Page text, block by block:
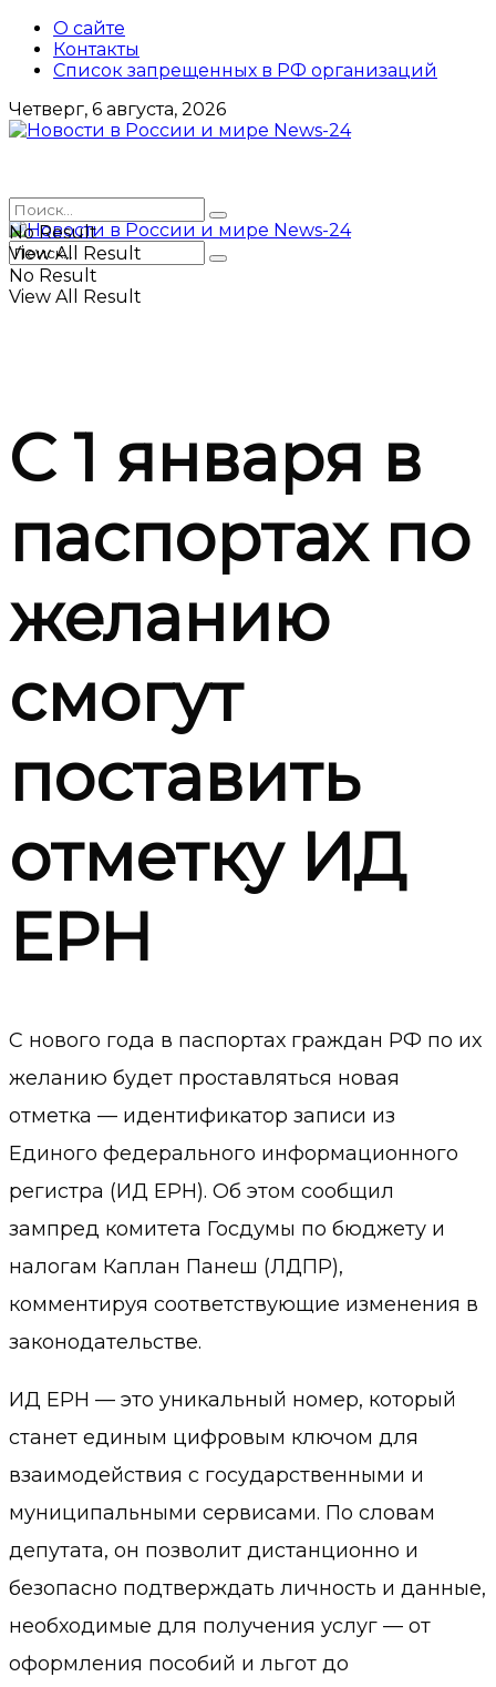
О сайте
Контакты
Список запрещенных в РФ организаций
Четверг, 6 августа, 2026
No Result
View All Result
No Result
View All Result
С 1 января в
паспортах по
желанию
смогут
поставить
отметку ИД
ЕРН
С нового года в паспортах граждан РФ по их
желанию будет проставляться новая
отметка — идентификатор записи из
Единого федерального информационного
регистра (ИД ЕРН). Об этом сообщил
зампред комитета Госдумы по бюджету и
налогам Каплан Панеш (ЛДПР),
комментируя соответствующие изменения в
законодательстве.
ИД ЕРН — это уникальный номер, который
станет единым цифровым ключом для
взаимодействия с государственными и
муниципальными сервисами. По словам
депутата, он позволит дистанционно и
безопасно подтверждать личность и данные,
необходимые для получения услуг — от
оформления пособий и льгот до